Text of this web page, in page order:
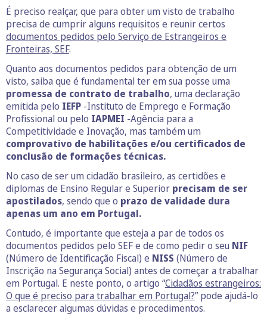
É preciso realçar, que para obter um visto de trabalho
precisa de cumprir alguns requisitos e reunir certos
documentos pedidos pelo Serviço de Estrangeiros e
Fronteiras, SEF.
Quanto aos documentos pedidos para obtenção de um
visto, saiba que é fundamental ter em sua posse uma
promessa de contrato de trabalho, uma declaração
emitida pelo IEFP -Instituto de Emprego e Formação
Profissional ou pelo IAPMEI -Agência para a
Competitividade e Inovação, mas também um
comprovativo de habilitações e/ou certificados de
conclusão de formações técnicas.
No caso de ser um cidadão brasileiro, as certidões e
diplomas de Ensino Regular e Superior precisam de ser
apostilados, sendo que o prazo de validade dura
apenas um ano em Portugal.
Contudo, é importante que esteja a par de todos os
documentos pedidos pelo SEF e de como pedir o seu NIF
(Número de Identificação Fiscal) e NISS (Número de
Inscrição na Segurança Social) antes de começar a trabalhar
em Portugal. E neste ponto, o artigo “Cidadãos estrangeiros:
O que é preciso para trabalhar em Portugal?” pode ajudá-lo
a esclarecer algumas dúvidas e procedimentos.